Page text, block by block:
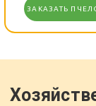
ЗАКАЗАТЬ